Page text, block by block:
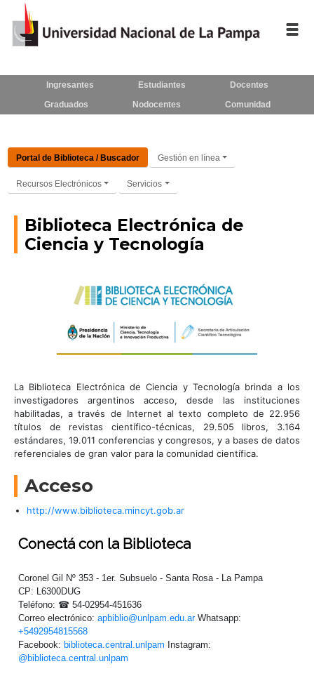
La UNLPam
Rectorado / Secretarías
Facultades
Contacto
Seguínosen:
Ingresantes Estudiantes
Docentes
Graduados
Nodocentes Comunidad
Portal de Biblioteca / Buscador Gestión en línea
Recursos Electrónicos Servicios
Biblioteca Electrónica de
Ciencia y Tecnología
La Biblioteca Electrónica de Ciencia y Tecnología brinda a los
investigadores argentinos acceso, desde las instituciones
habilitadas, a través de Internet al texto completo de 22.956
títulos de revistas científico-técnicas, 29.505 libros, 3.164
estándares, 19.011 conferencias y congresos, y a bases de datos
referenciales de gran valor para la comunidad científica.
Acceso
http://www.biblioteca.mincyt.gob.ar
Conectá con la Biblioteca
Coronel Gil Nº 353 - 1er. Subsuelo - Santa Rosa - La Pampa
CP: L6300DUG
Teléfono: ☎ 54-02954-451636
Correo electrónico: apbiblio@unlpam.edu.arWhatsapp:
+5492954815568
Facebook: biblioteca.central.unlpam Instagram:
@biblioteca.central.unlpam